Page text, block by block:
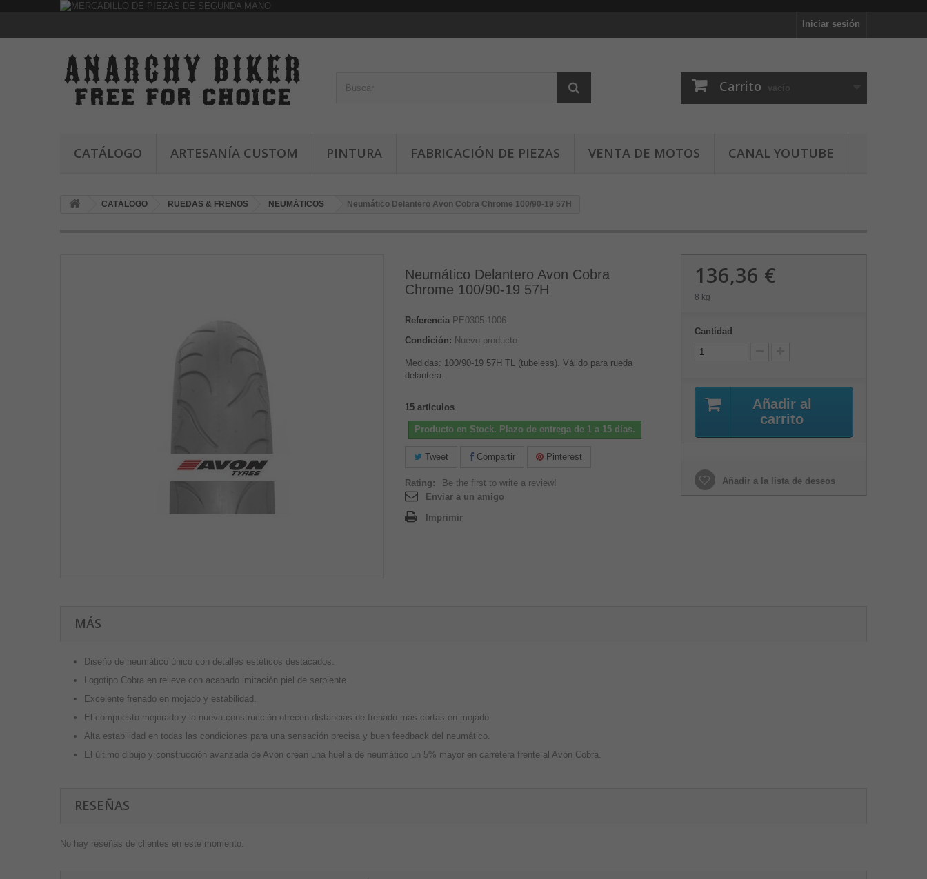
Iniciar sesión
Carrito vacío
CATÁLOGO ARTESANÍA CUSTOM PINTURA FABRICACIÓN DE PIEZAS VENTA DE MOTOS CANAL YOUTUBE
CATÁLOGO RUEDAS & FRENOS NEUMÁTICOS Neumático Delantero Avon Cobra Chrome 100/90-19 57H
Neumático Delantero Avon Cobra
Chrome 100/90-19 57H
Referencia PE0305-1006
Condición: Nuevo producto
Medidas: 100/90-19 57H TL (tubeless). Válido para rueda
delantera.
15 artículos
Producto en Stock. Plazo de entrega de 1 a 15 días.
Tweet Compartir Pinterest
Rating:
Be the first to write a review!
Enviar a un amigo
Imprimir
136,36 €
8 kg
Cantidad
Añadir al
carrito
Añadir a la lista de deseos
MÁS
Diseño de neumático único con detalles estéticos destacados.
Logotipo Cobra en relieve con acabado imitación piel de serpiente.
Excelente frenado en mojado y estabilidad.
El compuesto mejorado y la nueva construcción ofrecen distancias de frenado más cortas en mojado.
Alta estabilidad en todas las condiciones para una sensación precisa y buen feedback del neumático.
El último dibujo y construcción avanzada de Avon crean una huella de neumático un 5% mayor en carretera frente al Avon Cobra.
RESEÑAS
No hay reseñas de clientes en este momento.